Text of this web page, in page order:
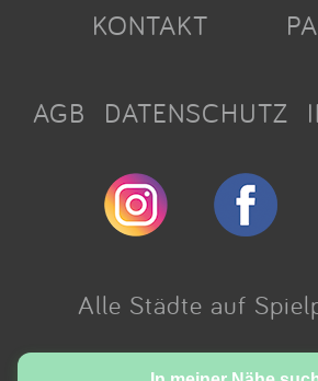
KONTAKT
AGB DATENSCHUTZ
Alle Städte auf